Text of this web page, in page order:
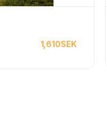
1,610SEK